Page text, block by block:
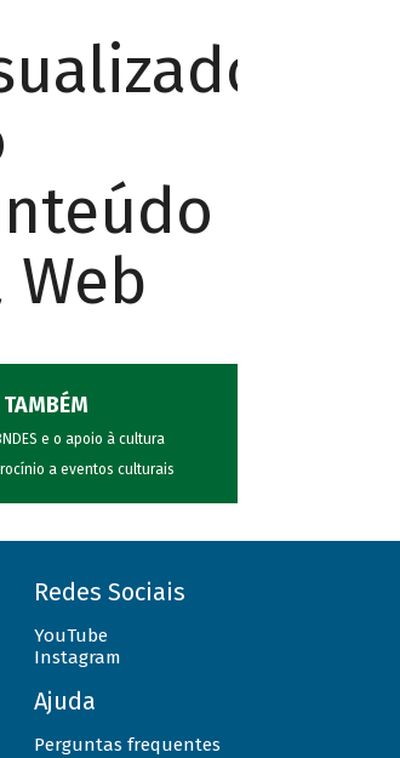
Web
TAMBÉM
e o apoio à cultura
a eventos culturais
Redes Sociais
YouTube
Instagram
Ajuda
Perguntas frequentes